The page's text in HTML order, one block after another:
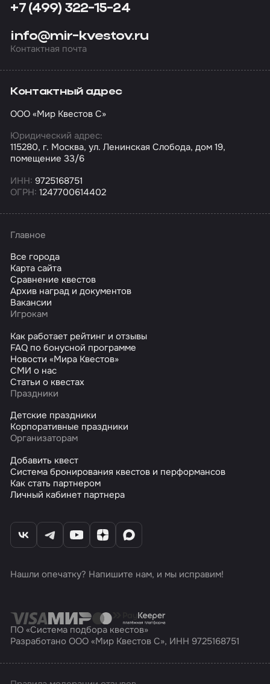
+7 (499) 322-15-24
info@mir-kvestov.ru
Контактная почта
Контактный адрес
ООО «Мир Квестов С»
Юридический адрес:
115280, г. Москва, ул. Ленинская Слобода, дом 19,
помещение 33/6
ИНН: 9725168751
ОГРН: 1247700614402
Главное
Все города
Карта сайта
Сравнение квестов
Архив наград и документов
Вакансии
Игрокам
Как работает рейтинг и отзывы
FAQ по бонусной программе
Новости «Мира Квестов»
СМИ о нас
Статьи о квестах
Праздники
Детские праздники
Корпоративные праздники
Организаторам
Добавить квест
Система бронирования квестов и перформансов
Как стать партнером
Личный кабинет партнера
Нашли опечатку? Напишите нам, и мы исправим!
ПО «Система подбора квестов»
Разработано ООО «Мир Квестов С», ИНН 9725168751